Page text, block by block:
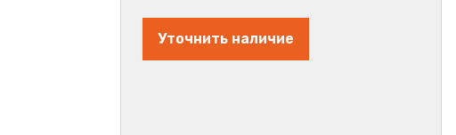
Уточнить наличие